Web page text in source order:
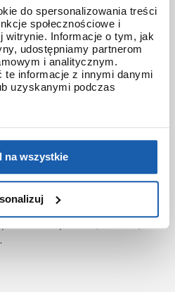
do spersonalizowania treści
społecznościowe i
witrynie. Informacje o tym, jak
udostępniamy partnerom
i analitycznym.
te informacje z innymi danymi
uzyskanymi podczas
na wszystkie
– pierwsze zegarki
unikalna koperta, która
przed wszelkimi wstrząsami!
znajdziemy kolejne pokolenia
5600.
SHOCK są wodoszczelne w
GSHOCK projektowane są z
sportu czy aktywności. Ich